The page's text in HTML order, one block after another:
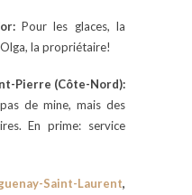
Pour les glaces, la
la propriétaire!
Pierre (Côte-Nord):
de mine, mais des
En prime: service
Saint-Laurent,